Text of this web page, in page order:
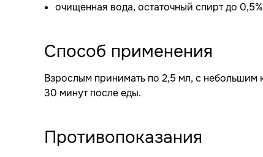
очищенная вода, остаточный спирт до
Способ применения
Взрослым принимать по 2,5 мл, с небольшим
30 минут после еды.
Противопоказания